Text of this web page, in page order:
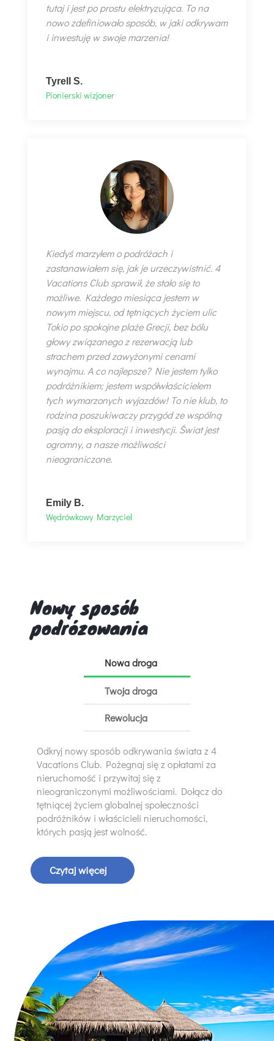
tutaj i jest po prostu elektryzująca. To na
nowo zdefiniowało sposób, w jaki odkrywam
i inwestuję w swoje marzenia!
Tyrell S.
Pionierski wizjoner
Kiedyś marzyłem o podróżach i
zastanawiałem się, jak je urzeczywistnić. 4
Vacations Club sprawił, że stało się to
możliwe. Każdego miesiąca jestem w
nowym miejscu, od tętniących życiem ulic
Tokio po spokojne plaże Grecji, bez bólu
głowy związanego z rezerwacją lub
strachem przed zawyżonymi cenami
wynajmu. A co najlepsze? Nie jestem tylko
podróżnikiem; jestem współwłaścicielem
tych wymarzonych wyjazdów! To nie klub, to
rodzina poszukiwaczy przygód ze wspólną
pasją do eksploracji i inwestycji. Świat jest
ogromny, a nasze możliwości
nieograniczone.
Emily B.
Wędrówkowy Marzyciel
Nowy sposób
podrózowania
Nowa droga
Twoja droga
Rewolucja
Odkryj nowy sposób odkrywania świata z 4
Vacations Club. Pożegnaj się z opłatami za
nieruchomość i przywitaj się z
nieograniczonymi możliwościami. Dołącz do
tętniącej życiem globalnej społeczności
podróżników i właścicieli nieruchomości,
których pasją jest wolność.
Czytaj więcej